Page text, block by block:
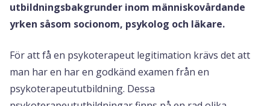
utbildningsbakgrunder inom människovårdande
yrken såsom socionom, psykolog och läkare.
För att få en psykoterapeut legitimation krävs det att
man har en har en godkänd examen från en
psykoterapeututbildning. Dessa